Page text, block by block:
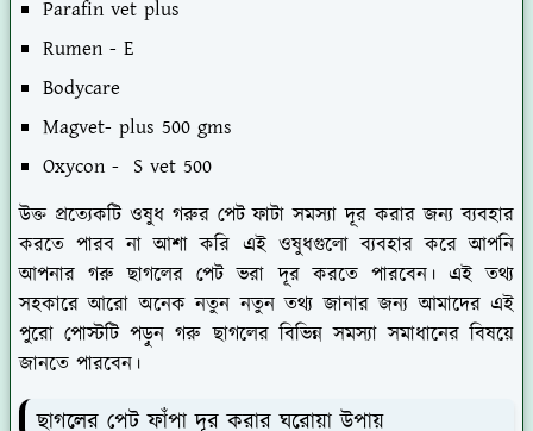
Parafin vet plus
Rumen - E
Bodycare
Magvet- plus 500 gms
Oxycon - S vet 500
উক্ত প্রত্যেকটি ওষুধ গরুর পেট ফাটা সমস্যা দূর করার জন্য ব্যবহার
করতে পারব না আশা করি এই ওষুধগুলো ব্যবহার করে আপনি
আপনার গরু ছাগলের পেট ভরা দূর করতে পারবেন। এই তথ্য
সহকারে আরো অনেক নতুন নতুন তথ্য জানার জন্য আমাদের এই
পুরো পোস্টটি পড়ুন গরু ছাগলের বিভিন্ন সমস্যা সমাধানের বিষয়ে
জানতে পারবেন।
ছাগলের পেট ফাঁপা দূর করার ঘরোয়া উপায়